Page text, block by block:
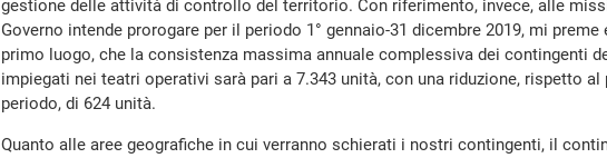
gestione delle attività di controllo del territorio. Con riferimento, invece, alle
Governo intende prorogare per il periodo 1° gennaio-31 dicembre 2019, mi preme
primo luogo, che la consistenza massima annuale complessiva dei contingenti
impiegati nei teatri operativi sarà pari a 7.343 unità, con una riduzione, rispetto al
periodo, di 624 unità.
Quanto alle aree geografiche in cui verranno schierati i nostri contingenti, il